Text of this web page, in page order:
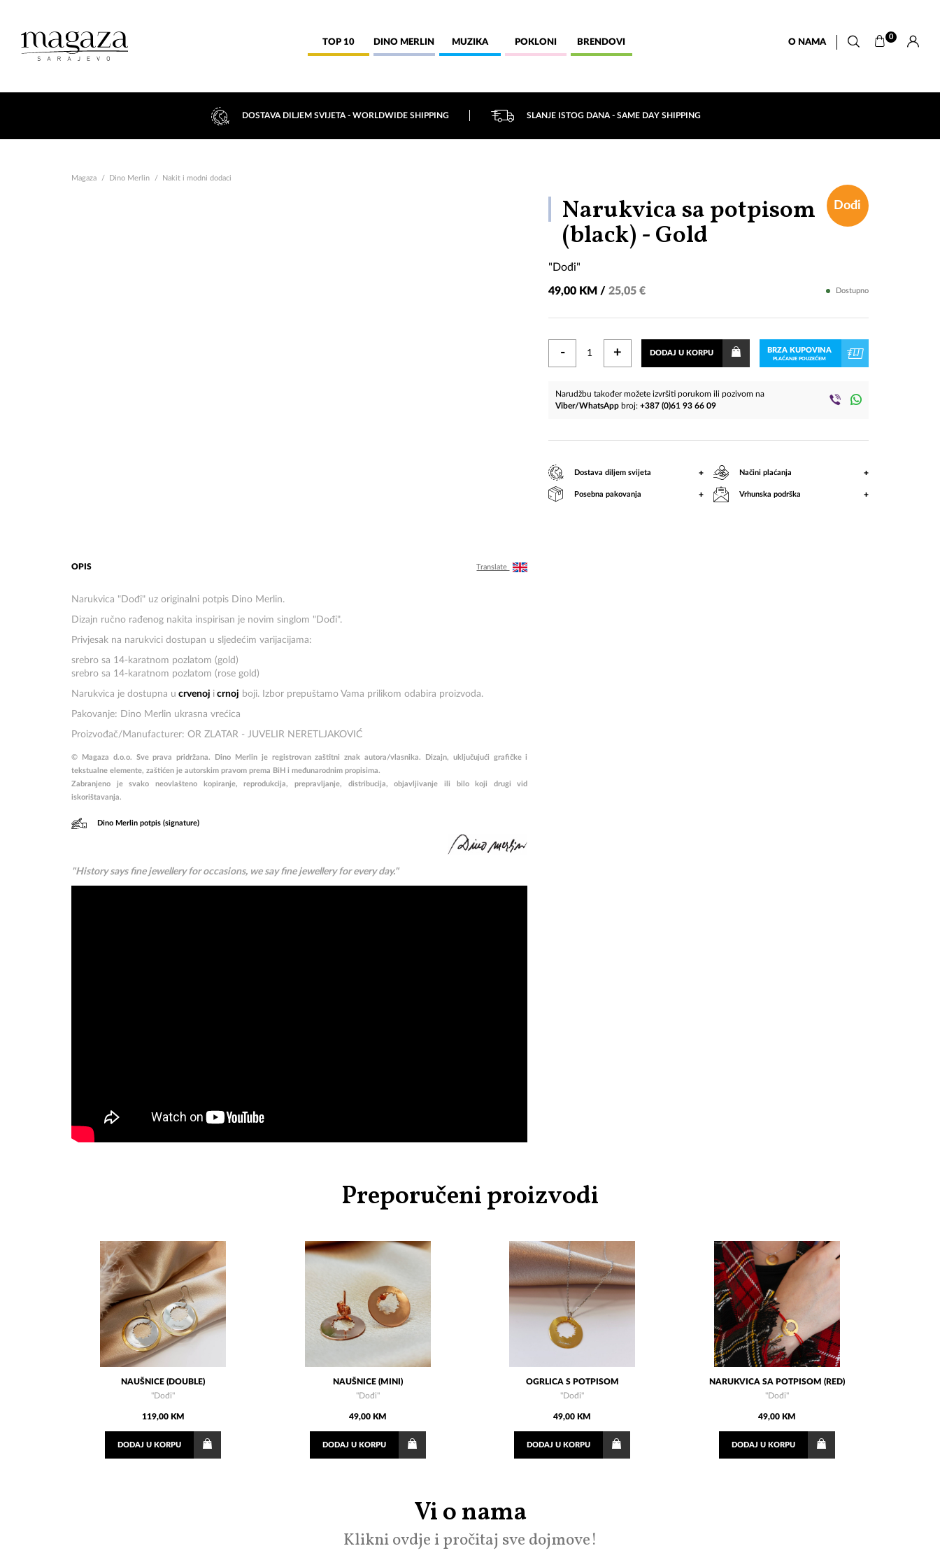
TOP 10 DINO MERLIN MUZIKA POKLONI BRENDOVI O NAMA
0
DOSTAVA DILJEM SVIJETA - WORLDWIDE SHIPPING SLANJE ISTOG DANA - SAME DAY SHIPPING
Magaza Dino Merlin Nakit i modni dodaci
OPIS Translate
Narukvica "Dođi" uz originalni potpis Dino Merlin.
Dizajn ručno rađenog nakita inspirisan je novim singlom "Dođi".
Privjesak na narukvici dostupan u sljedećim varijacijama:
srebro sa 14-karatnom pozlatom (gold)
srebro sa 14-karatnom pozlatom (rose gold)
Narukvica je dostupna u crvenoj i crnoj boji. Izbor prepuštamo Vama prilikom odabira proizvoda.
Pakovanje: Dino Merlin ukrasna vrećica
Proizvođač/Manufacturer: OR ZLATAR - JUVELIR NERETLJAKOVIĆ
© Magaza d.o.o. Sve prava pridržana. Dino Merlin je registrovan zaštitni znak autora/vlasnika. Dizajn, uključujući grafičke i
tekstualne elemente, zaštićen je autorskim pravom prema BiH i međunarodnim propisima.
Zabranjeno je svako neovlašteno kopiranje, reprodukcija, prepravljanje, distribucija, objavljivanje ili bilo koji drugi vid
iskorištavanja.
Dino Merlin potpis (signature)
"History says fine jewellery for occasions, we say fine jewellery for every day."
Narukvica sa potpisom
(black) - Gold
Dođi
"Dođi"
49,00 KM /25,05 € Dostupno
- + DODAJ U KORPU BRZA KUPOVINA
PLAĆANJE POUZEĆEM
Narudžbu također možete izvršiti porukom ili pozivom na
Viber/WhatsApp broj:+387 (0)61 93 66 09
Dostava diljem svijeta + Načini plaćanja +
Posebna pakovanja + Vrhunska podrška +
Preporučeni proizvodi
NAUŠNICE (DOUBLE)
"Dođi"
119,00 KM
DODAJ U KORPU
NAUŠNICE (MINI)
"Dođi"
49,00 KM
DODAJU KORPU
OGRLICA S POTPISOM
"Dođi"
49,00 KM
DODAJ U KORPU
NARUKVICA SA POTPISOM (RED)
"Dođi"
49,00 KM
DODAJU KORPU
Vi o nama
Klikni ovdje i pročitaj sve dojmove!